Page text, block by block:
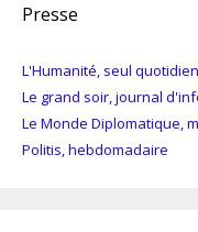
Presse
L'Humanité, seul
Le grand soir, journal
Le Monde Diplomatique,
Politis, hebdomadaire